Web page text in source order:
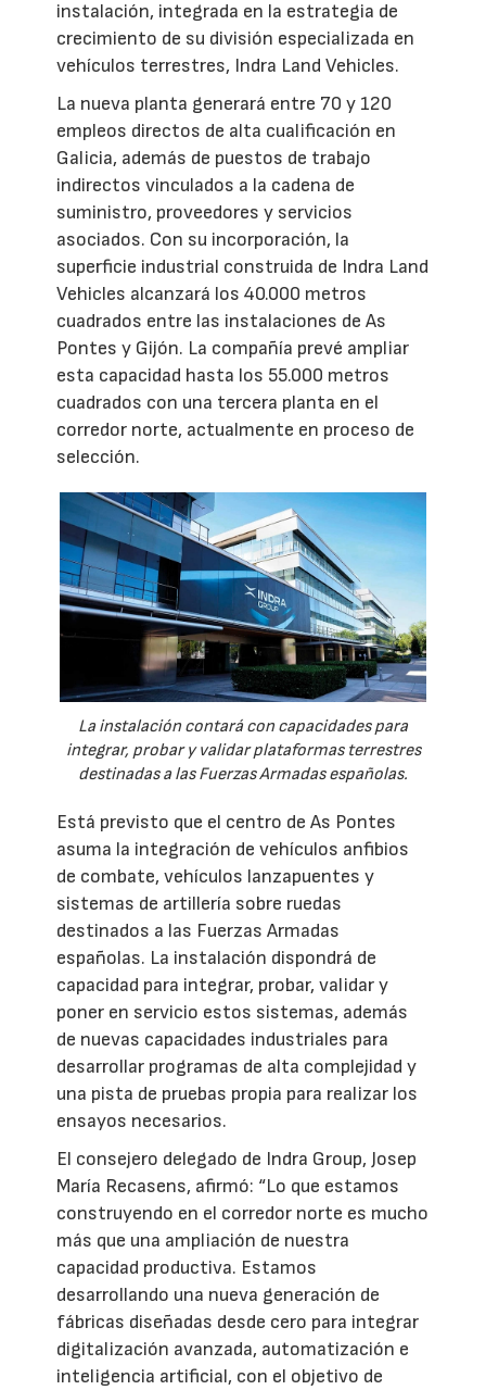
instalación, integrada en la estrategia de
crecimiento de su división especializada en
vehículos terrestres, Indra Land Vehicles.
La nueva planta generará entre 70 y 120
empleos directos de alta cualificación en
Galicia, además de puestos de trabajo
indirectos vinculados a la cadena de
suministro, proveedores y servicios
asociados. Con su incorporación, la
superficie industrial construida de Indra Land
Vehicles alcanzará los 40.000 metros
cuadrados entre las instalaciones de As
Pontes y Gijón. La compañía prevé ampliar
esta capacidad hasta los 55.000 metros
cuadrados con una tercera planta en el
corredor norte, actualmente en proceso de
selección.
La instalación contará con capacidades para
integrar, probar y validar plataformas terrestres
destinadas a las Fuerzas Armadas españolas.
Está previsto que el centro de As Pontes
asuma la integración de vehículos anfibios
de combate, vehículos lanzapuentes y
sistemas de artillería sobre ruedas
destinados a las Fuerzas Armadas
españolas. La instalación dispondrá de
capacidad para integrar, probar, validar y
poner en servicio estos sistemas, además
de nuevas capacidades industriales para
desarrollar programas de alta complejidad y
una pista de pruebas propia para realizar los
ensayos necesarios.
El consejero delegado de Indra Group, Josep
María Recasens, afirmó: “Lo que estamos
construyendo en el corredor norte es mucho
más que una ampliación de nuestra
capacidad productiva. Estamos
desarrollando una nueva generación de
fábricas diseñadas desde cero para integrar
digitalización avanzada, automatización e
inteligencia artificial, con el objetivo de